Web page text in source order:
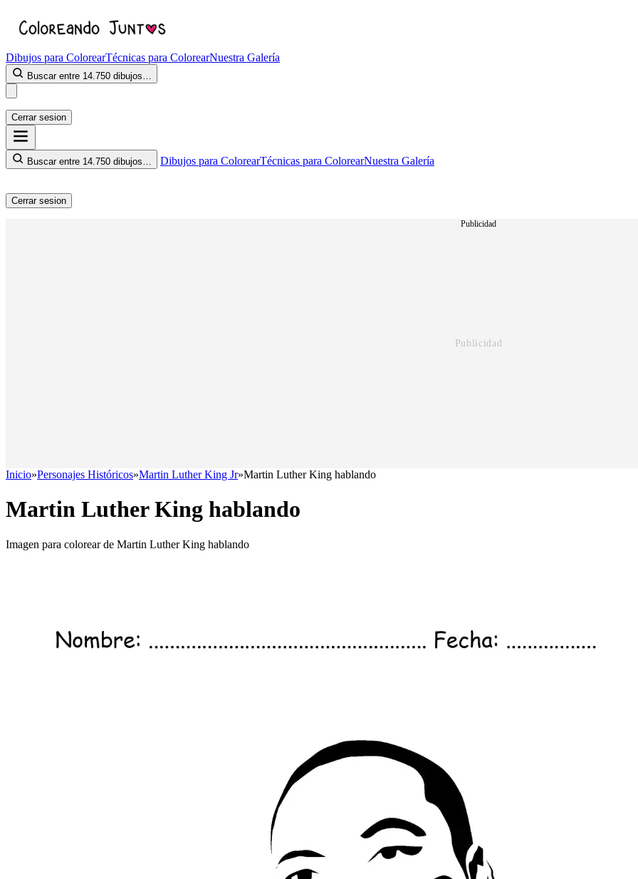
Dibujos para ColorearTécnicas para ColorearNuestra Galería
Buscar entre 14.750 dibujos…
Cerrar sesion
Buscar entre 14.750 dibujos… Dibujos para ColorearTécnicas para ColorearNuestra Galería
Cerrar sesion
Publicidad
Inicio»Personajes Históricos»Martin Luther King Jr»Martin Luther King hablando
Martin Luther King hablando
Imagen para colorear de Martin Luther King hablando